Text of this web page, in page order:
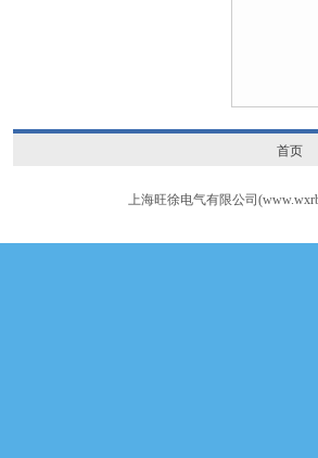
首页
上海旺徐电气有限公司